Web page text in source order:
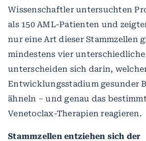
Wissenschaftler untersuchten
als 150 AML-Patienten und
nur eine Art dieser Stammzellen
mindestens vier
unterscheiden sich darin,
Entwicklungsstadium gesunder
ähneln – und genau das
Venetoclax-Therapien reagieren.
Stammzellen entziehen sich der